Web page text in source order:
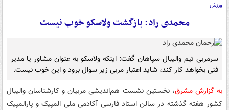
ورزش
محمدی راد: بازگشت ولاسکو خوب نیست
سرمربی تیم والیبال سپاهان گفت: اینکه ولاسکو به عنوان مشاور یا مدیر
فنی بخواهد کار کند، شاید اعتبار مربی زیر سوال برود و این خوب نیست.
به گزارش مشرق، نخستین نشست هم‌اندیشی مربیان و کارشناسان والیبال
کشور هفته گذشته در سالن استاد فارسی آکادمی ملی المپیک و پارالمپیک